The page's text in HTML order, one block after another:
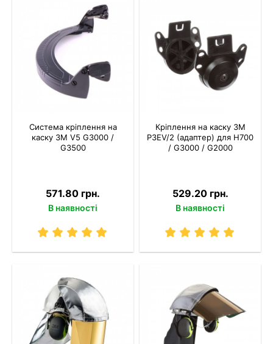
Система кріплення на
каску 3M V5 G3000 /
G3500
571.80 грн.
В наявності
Кріплення на каску 3M
P3EV/2 (адаптер) для Н700
/ G3000 / G2000
529.20 грн.
В наявності